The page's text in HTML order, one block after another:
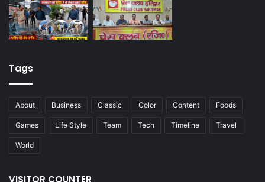
Tags
About Business Classic Color Content Foods
Games Life Style Team Tech Timeline Travel
World